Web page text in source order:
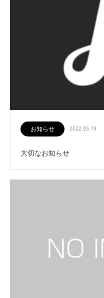
お知らせ 2022.05.19
大切なお知らせ